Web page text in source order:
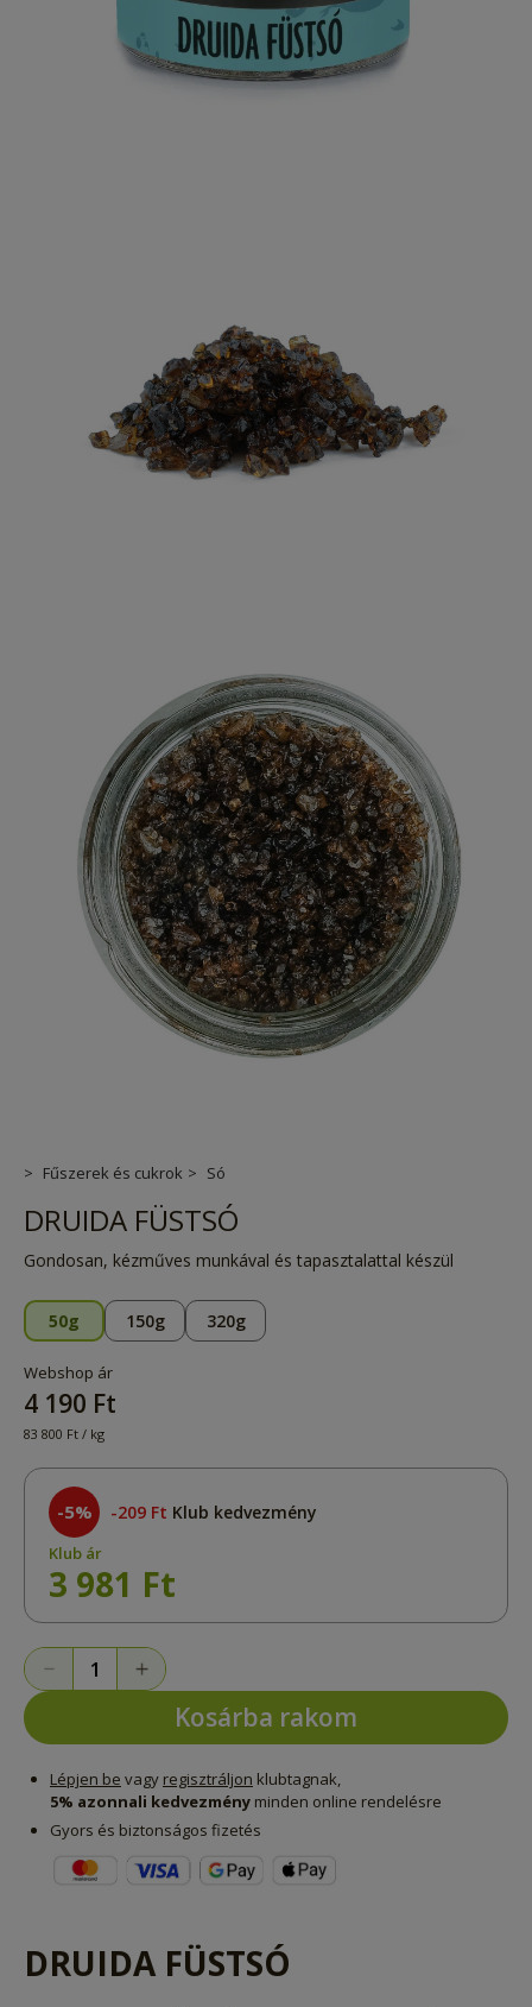
Fűszerek és cukrok Só
DRUIDA FÜSTSÓ
Gondosan, kézműves munkával és tapasztalattal készül
50g 150g 320g
Webshop ár
4 190 Ft
83 800 Ft / kg
-5% 209 Ft Klub kedvezmény
Klub ár
3 981 Ft
Kosárba rakom
Lépjen be vagy regisztráljon klubtagnak,
5% azonnali kedvezmény minden online rendelésre
Gyors és biztonságos fizetés
DRUIDA FÜSTSÓ